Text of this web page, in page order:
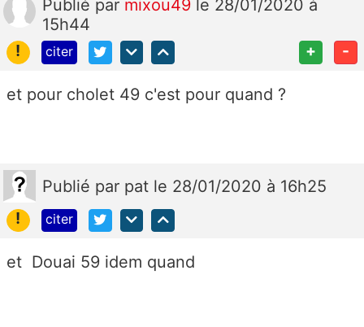
Publié par mixou49 le 28/01/2020 à
15h44
!
citer + -
et pour cholet 49 c'est pour quand ?
Publié par pat le 28/01/2020 à 16h25
!
citer
et Douai 59 idem quand